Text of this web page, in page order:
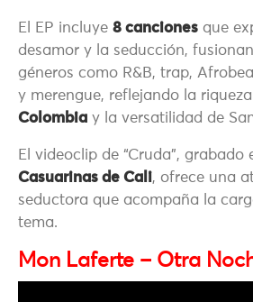
El EP incluye 8 canciones que
desamor y la seducción,
géneros como R&B, trap,
y merengue, reflejando la
Colombia y la versatilidad de
El videoclip de “Cruda”, grabado
Casuarinas de Cali, ofrece una
seductora que acompaña la
tema.
Mon Laferte – Otra